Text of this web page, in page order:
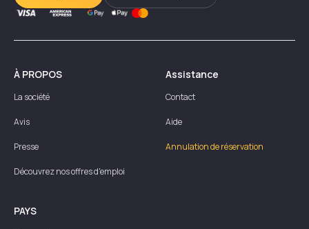
À PROPOS
La société
Avis
Presse
Découvrez nos offres d'emploi
Assistance
Contact
Aide
Annulation de réservation
PAYS